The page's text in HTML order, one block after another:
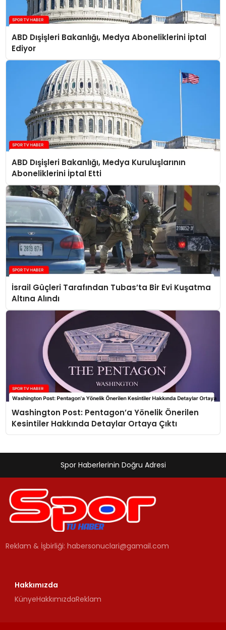
ABD Dışişleri Bakanlığı, Medya Aboneliklerini İptal
Ediyor
ABD Dışişleri Bakanlığı, Medya Kuruluşlarının
Aboneliklerini İptal Etti
İsrail Güçleri Tarafından Tubas’ta Bir Evi Kuşatma
Altına Alındı
Washington Post: Pentagon’a Yönelik Önerilen
Kesintiler Hakkında Detaylar Ortaya Çıktı
Spor Haberlerinin Doğru Adresi
Reklam & İşbirliği:habersonuclari@gamail.com
Hakkımızda
KünyeHakkımızdaReklam